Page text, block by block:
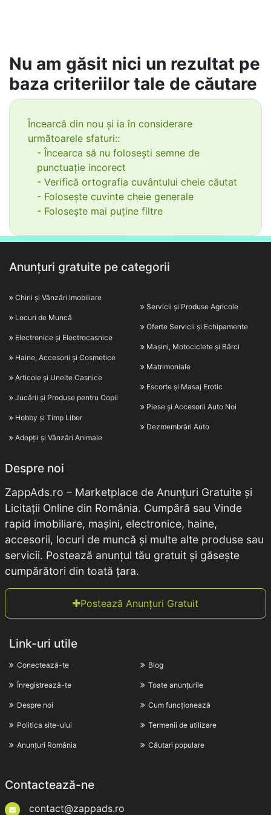
Nu am găsit nici un rezultat pe
baza criteriilor tale de căutare
Încearcă din nou și ia în considerare
următoarele sfaturi::
- Încearca să nu folosești semne de
punctuație incorect
- Verifică ortografia cuvântului cheie căutat
- Folosește cuvinte cheie generale
- Folosește mai puține filtre
Anunțuri gratuite pe categorii
Chirii și Vânzări Imobiliare
Locuri de Muncă
Electronice și Electrocasnice
Haine, Accesorii și Cosmetice
Articole și Unelte Casnice
Jucării și Produse pentru Copii
Hobby și Timp Liber
Adopții și Vânzări Animale
Servicii și Produse Agricole
Oferte Servicii și Echipamente
Mașini, Motociclete și Bărci
Matrimoniale
Escorte și Masaj Erotic
Piese și Accesorii Auto Noi
Dezmembrări Auto
Despre noi
ZappAds.ro – Marketplace de Anunțuri Gratuite și
Licitații Online din România. Cumpără sau Vinde
rapid imobiliare, mașini, electronice, haine,
accesorii, locuri de muncă și multe alte produse sau
servicii. Postează anunțul tău gratuit și găsește
cumpărători din toată țara.
Postează Anunțuri Gratuit
Link-uri utile
Conectează-te
Înregistrează-te
Despre noi
Politica site-ului
Anunțuri România
Blog
Toate anunțurile
Cum funcționează
Termenii de utilizare
Căutari populare
Contactează-ne
contact@zappads.ro